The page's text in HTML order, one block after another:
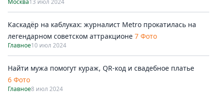
Москва13 июл 2024
Каскадёр на каблуках: журналист Metro прокатилась на
легендарном советском аттракционе 7 Фото
Главное10 июл 2024
Найти мужа помогут кураж, QR-код и свадебное платье
6 Фото
Главное8 июл 2024